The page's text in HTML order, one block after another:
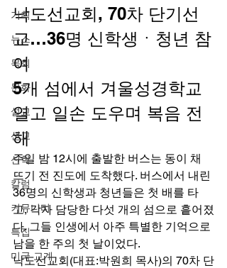
기획
뉴스
목회
문화
설교
선교
신학
칼럼
커뮤니티
특집
미국 교계
낙도선교회, 70차 단기선
교…36명 신학생ㆍ청년 참
여
5개 섬에서 겨울성경학교
열고 일손 도우며 복음 전
해
주일 밤 12시에 출발한 버스는 동이 채
뜨기 전 진도에 도착했다. 버스에서 내린
36명의 신학생과 청년들은 첫 배를 타
고, 각자 담당한 다섯 개의 섬으로 흩어졌
다. 그들 인생에서 아주 특별한 기억으로
남을 한 주의 첫 날이었다.
낙도선교회(대표:박원희 목사)의 70차 단